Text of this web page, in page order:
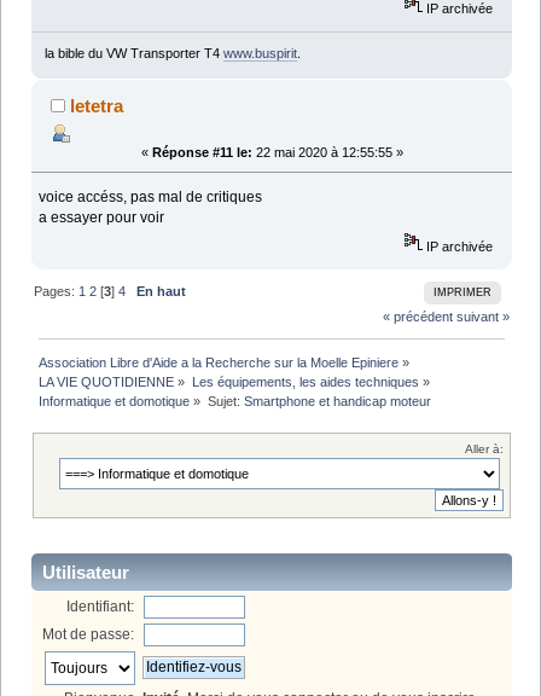
IP archivée
la bible du VW Transporter T4 www.buspirit.
letetra
« Réponse #11 le: 22 mai 2020 à 12:55:55 »
voice accéss, pas mal de critiques
a essayer pour voir
IP archivée
IMPRIMER
Pages: 1 2 [3]4
En haut
« précédent suivant »
Association Libre d'Aide a la Recherche sur la Moelle Epiniere »
LA VIE QUOTIDIENNE » Les équipements, les aides techniques »
Informatique et domotique » Sujet: Smartphone et handicap moteur
Aller à:
Utilisateur
Identifiant:
Mot de passe: